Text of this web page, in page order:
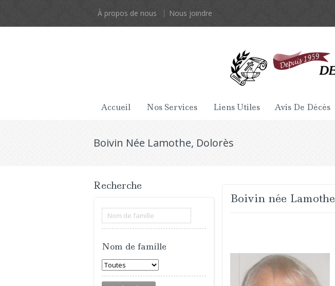
À propos de nous Nous joindre
Accueil Nos Services Liens Utiles Avis De Décès
Boivin Née Lamothe, Dolorès
Boivin née
Recherche
Nom de famille